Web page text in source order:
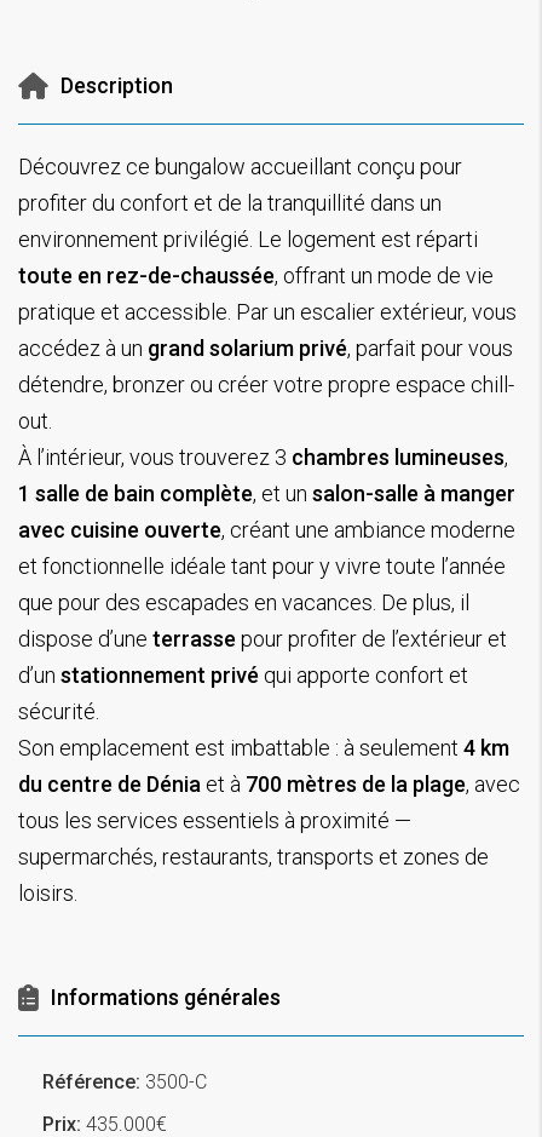
Description
Découvrez ce bungalow accueillant conçu pour
profiter du confort et de la tranquillité dans un
environnement privilégié. Le logement est réparti
toute en rez-de-chaussée, offrant un mode de vie
pratique et accessible. Par un escalier extérieur, vous
accédez à un grand solarium privé, parfait pour vous
détendre, bronzer ou créer votre propre espace chill-
out.
À l’intérieur, vous trouverez 3 chambres lumineuses,
1 salle de bain complète, et un salon-salle à manger
avec cuisine ouverte, créant une ambiance moderne
et fonctionnelle idéale tant pour y vivre toute l’année
que pour des escapades en vacances. De plus, il
dispose d’une terrasse pour profiter de l’extérieur et
d’un stationnement privé qui apporte confort et
sécurité.
Son emplacement est imbattable : à seulement 4 km
du centre de Dénia et à 700 mètres de la plage, avec
tous les services essentiels à proximité —
supermarchés, restaurants, transports et zones de
loisirs.
Informations générales
Référence: 3500-C
Prix: 435.000€